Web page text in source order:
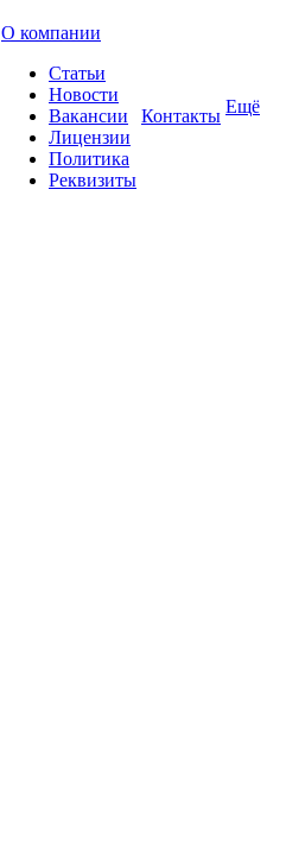
О компании
Статьи
Новости
Вакансии
Лицензии
Политика
Реквизиты
Контакты Ещё